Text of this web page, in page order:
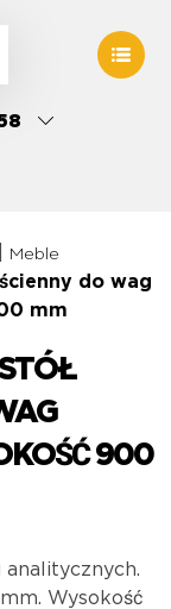
Meble
do wag
mm
900
analitycznych.
Wysokość